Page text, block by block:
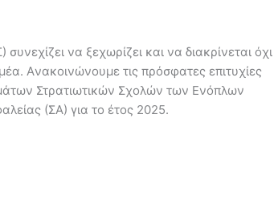
να ξεχωρίζει και να διακρίνεται όχι
Aνακοινώνουμε τις πρόσφατες επιτυχίες
Στρατιωτικών Σχολών των Ενόπλων
(ΣΑ) για το έτος 2025.